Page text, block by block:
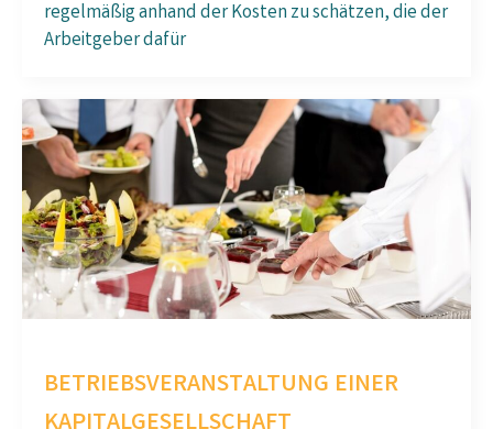
regelmäßig anhand der Kosten zu schätzen, die der
Arbeitgeber dafür
BETRIEBSVERANSTALTUNG EINER